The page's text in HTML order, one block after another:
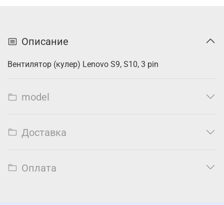
Описание
Вентилятор (кулер) Lenovo S9, S10, 3 pin
model
Доставка
Оплата